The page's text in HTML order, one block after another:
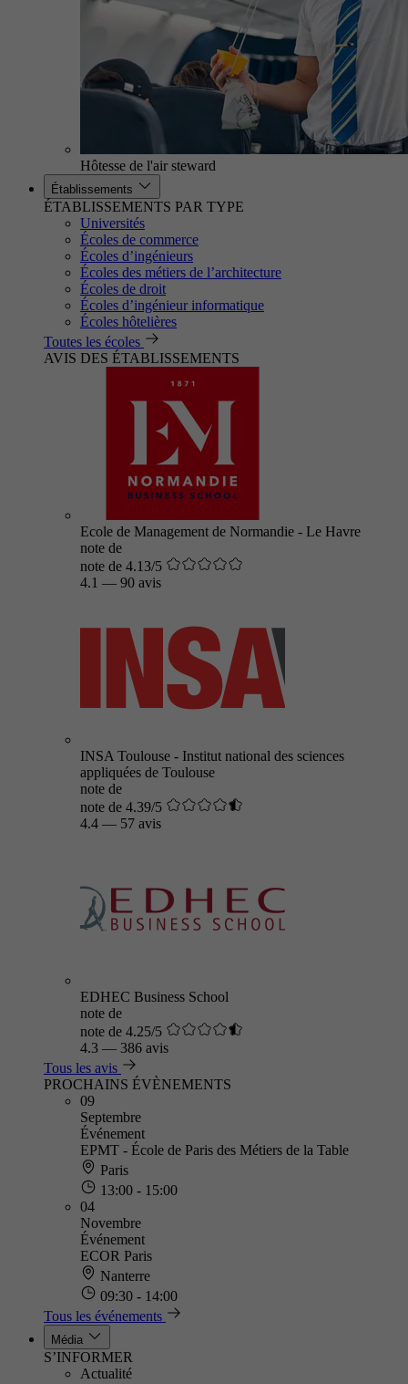
Hôtesse de l'air steward
Établissements
ÉTABLISSEMENTS PAR TYPE
Universités
Écoles de commerce
Écoles d’ingénieurs
Écoles des métiers de l’architecture
Écoles de droit
Écoles d’ingénieur informatique
Écoles hôtelières
Toutes les écoles
AVIS DES ÉTABLISSEMENTS
Ecole de Management de Normandie - Le Havre
note de
note de 4.13/5
4.1 — 90 avis
INSA Toulouse - Institut national des sciences
appliquées de Toulouse
note de
note de 4.39/5
4.4 — 57 avis
EDHEC Business School
note de
note de 4.25/5
4.3 — 386 avis
Tous les avis
PROCHAINS ÉVÈNEMENTS
09
Septembre
Événement
EPMT - École de Paris des Métiers de la Table
Paris
13:00 - 15:00
04
Novembre
Événement
ECOR Paris
Nanterre
09:30 - 14:00
Tous les événements
Média
S’INFORMER
Actualité